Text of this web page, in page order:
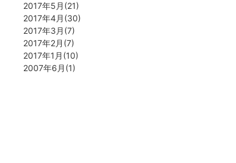
2017年5月(21)
2017年4月(30)
2017年3月(7)
2017年2月(7)
2017年1月(10)
2007年6月(1)